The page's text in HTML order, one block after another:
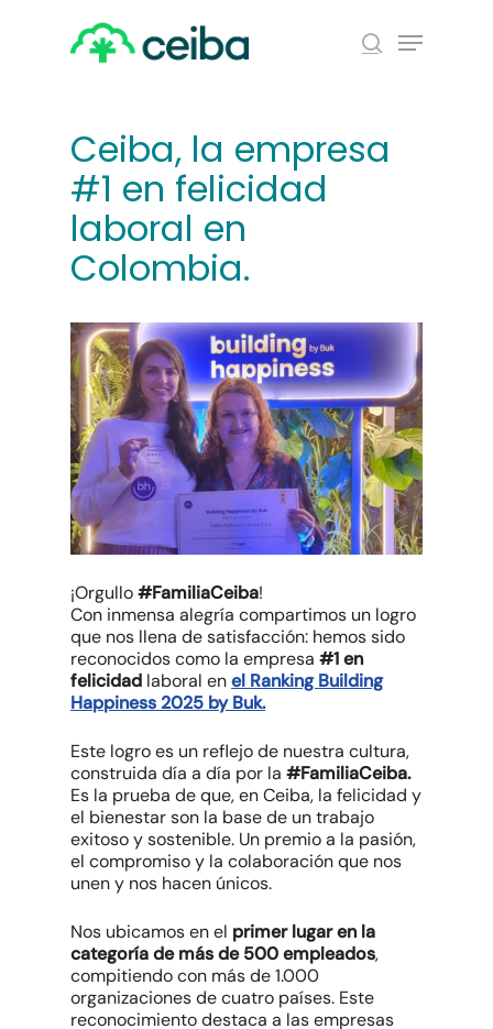
search
Menu
Ceiba, la empresa
#1 en felicidad
laboral en
Colombia.
¡Orgullo#FamiliaCeiba!
Con inmensa alegría compartimos un logro
que nos llena de satisfacción: hemos sido
reconocidos como la empresa#1 en
felicidad laboral enel Ranking Building
Happiness 2025 by Buk.
Este logro es un reflejo de nuestra cultura,
construida día a día por la#FamiliaCeiba.
Es la prueba de que, en Ceiba, la felicidad y
el bienestar son la base de un trabajo
exitoso y sostenible. Un premio a la pasión,
el compromiso y la colaboración que nos
unen y nos hacen únicos.
Nos ubicamos en el primer lugar en la
categoría de más de 500 empleados,
compitiendo con más de 1.000
organizaciones de cuatro países. Este
reconocimiento destaca a las empresas